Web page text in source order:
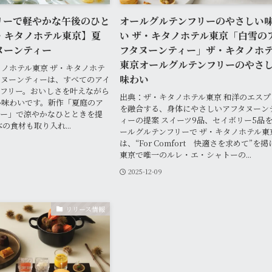
で軽やかな午後のひと
キタノホテル東京】夏
ンティー
ホテル東京 ザ・キタノホテ
ーンティーは、すべてのアイ
リー。おいしさを叶えながら
わいです。新作「夏庭のア
」で涼やかなひとときを提
食材も取り入れ...
オールグルテンフリーのやさしい
い ザ・キタノホテル東京「白雪の
フタヌーンティー」ザ・キタノホ
東京オールグルテンフリーのやさ
味わい
出典：ザ・キタノホテル東京 和洋のエスプ
を融合する、身体にやさしいアフタヌーン
ィーの提案 スイーツ9品、セイボリー5品
ールグルテンフリーで ザ・キタノホテル東
は、“For Comfort 快適さを求めて”を掲げ
東京で唯一のルレ・エ・シャトーの...
2025-12-09
リリース情報